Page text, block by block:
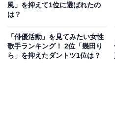
ュー。2003年に「RUI」名義
しずく』は、ミリオンセール
動でも結果を出します。
俳優としては、『Dr.コトー
風」を抑えて1位に選ばれたの
は？
「俳優活動」を見てみたい女性
歌手ランキング！ 2位「幾田り
ら」を抑えたダントツ1位は？